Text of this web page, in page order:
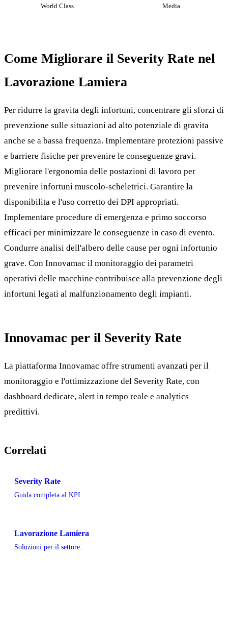
World Class Media
Come Migliorare il Severity Rate nel
Lavorazione Lamiera
Per ridurre la gravita degli infortuni, concentrare gli sforzi di
prevenzione sulle situazioni ad alto potenziale di gravita
anche se a bassa frequenza. Implementare protezioni passive
e barriere fisiche per prevenire le conseguenze gravi.
Migliorare l'ergonomia delle postazioni di lavoro per
prevenire infortuni muscolo-scheletrici. Garantire la
disponibilita e l'uso corretto dei DPI appropriati.
Implementare procedure di emergenza e primo soccorso
efficaci per minimizzare le conseguenze in caso di evento.
Condurre analisi dell'albero delle cause per ogni infortunio
grave. Con Innovamac il monitoraggio dei parametri
operativi delle macchine contribuisce alla prevenzione degli
infortuni legati al malfunzionamento degli impianti.
Innovamac per il Severity Rate
La piattaforma Innovamac offre strumenti avanzati per il
monitoraggio e l'ottimizzazione del Severity Rate, con
dashboard dedicate, alert in tempo reale e analytics
predittivi.
Correlati
Severity Rate
Guida completa al KPI.
Lavorazione Lamiera
Soluzioni per il settore.